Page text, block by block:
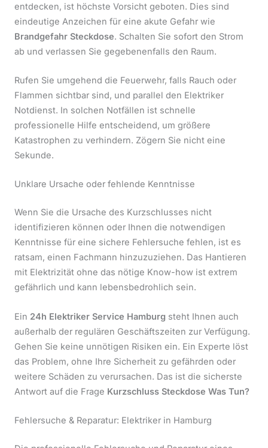
entdecken, ist höchste Vorsicht geboten. Dies sind
eindeutige Anzeichen für eine akute Gefahr wie
Brandgefahr Steckdose. Schalten Sie sofort den Strom
ab und verlassen Sie gegebenenfalls den Raum.
Rufen Sie umgehend die Feuerwehr, falls Rauch oder
Flammen sichtbar sind, und parallel den Elektriker
Notdienst. In solchen Notfällen ist schnelle
professionelle Hilfe entscheidend, um größere
Katastrophen zu verhindern. Zögern Sie nicht eine
Sekunde.
Unklare Ursache oder fehlende Kenntnisse
Wenn Sie die Ursache des Kurzschlusses nicht
identifizieren können oder Ihnen die notwendigen
Kenntnisse für eine sichere Fehlersuche fehlen, ist es
ratsam, einen Fachmann hinzuzuziehen. Das Hantieren
mit Elektrizität ohne das nötige Know-how ist extrem
gefährlich und kann lebensbedrohlich sein.
Ein 24h Elektriker Service Hamburg steht Ihnen auch
außerhalb der regulären Geschäftszeiten zur Verfügung.
Gehen Sie keine unnötigen Risiken ein. Ein Experte löst
das Problem, ohne Ihre Sicherheit zu gefährden oder
weitere Schäden zu verursachen. Das ist die sicherste
Antwort auf die Frage Kurzschluss Steckdose Was Tun?
Fehlersuche & Reparatur: Elektriker in Hamburg